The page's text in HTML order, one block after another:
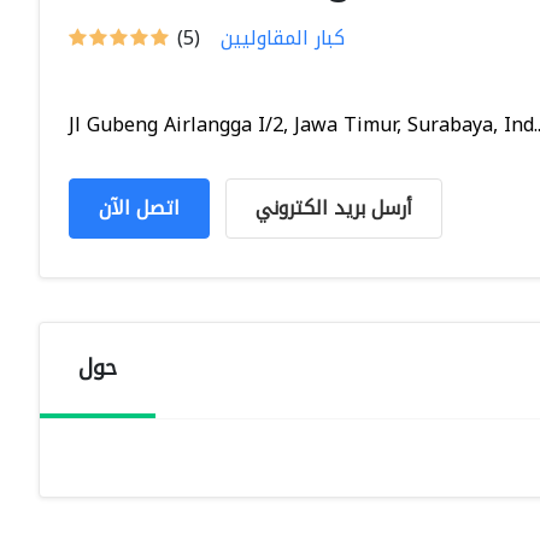
(5) كبار المقاوليين
Jl Gubeng Airlangga I/2, Jawa Timur, Surabaya,
اتصل الآن أرسل بريد الكتروني
حول